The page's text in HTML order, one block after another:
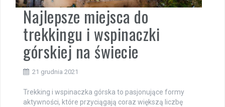
Najlepsze miejsca do
trekkingu i wspinaczki
górskiej na świecie
21 grudnia 2021
Trekking i wspinaczka górska to pasjonujące formy
aktywności, które przyciągają coraz większą liczbę